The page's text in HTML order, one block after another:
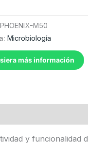
M50
Microbiología
más información
y funcionalidad